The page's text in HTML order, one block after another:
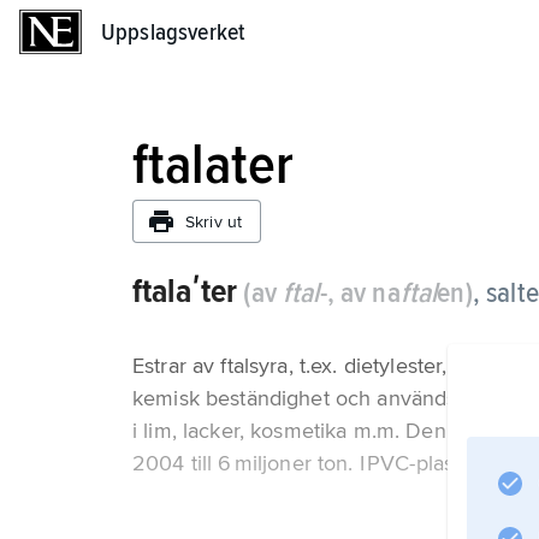
Uppslagsverket
ftalater
Skriv ut
ftalaʹter (av ftal-, av naftalen),
Estrar av ftalsyra, t.ex. dietylester,
kemisk beständighet och används därför
i lim, lacker, kosmetika m.m. Den
2004 till 6 miljoner ton. I PVC-plast kan